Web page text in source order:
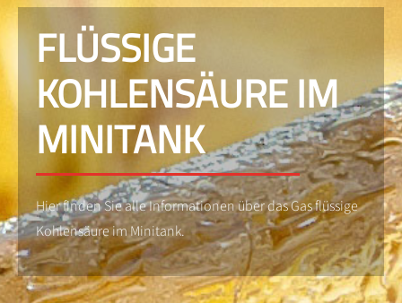
FLÜSSIGE
KOHLENSÄURE IM
MINITANK
Hier finden Sie alle Informationen über das Gas flüssige
Kohlensäure im Minitank.